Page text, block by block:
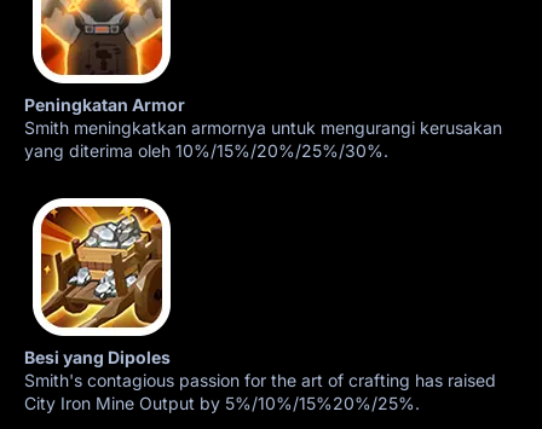
Peningkatan Armor
Smith meningkatkan armornya untuk mengurangi kerusakan
yang diterima oleh 10%/15%/20%/25%/30%.
Besi yang Dipoles
Smith's contagious passion for the art of crafting has raised
City Iron Mine Output by 5%/10%/15%20%/25%.